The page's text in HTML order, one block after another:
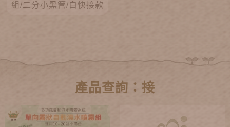
組/二分小黑管/白快接款
產品查詢：接